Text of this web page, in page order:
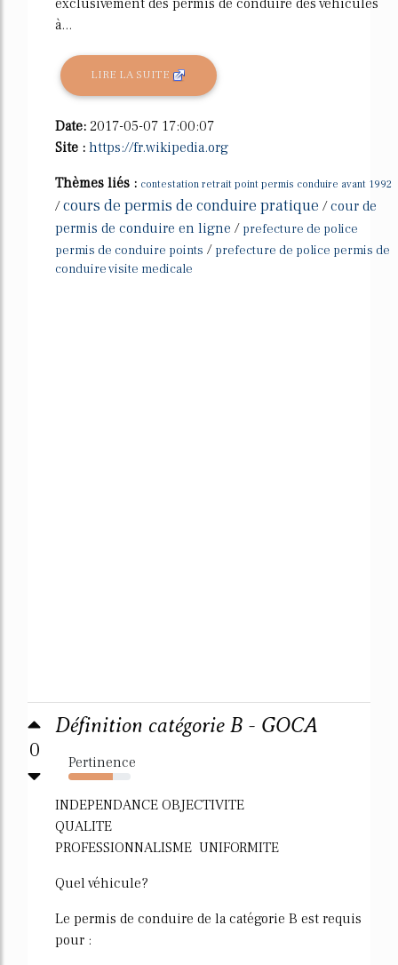
à...
LIRE LA SUITE
Date: 2017-05-07 17:00:07
Site : https://fr.wikipedia.org
Thèmes liés : contestation retrait point permis conduire avant 1992
/cours de permis de conduire pratique /cour de
permis de conduire en ligne / prefecture de police
permis de conduire points / prefecture de police permis de
conduire visite medicale
0
Définition catégorie B - GOCA
Pertinence
71%
INDEPENDANCE OBJECTIVITE
QUALITE
PROFESSIONNALISME UNIFORMITE
Quel véhicule?
Le permis de conduire de la catégorie B est requis
pour :